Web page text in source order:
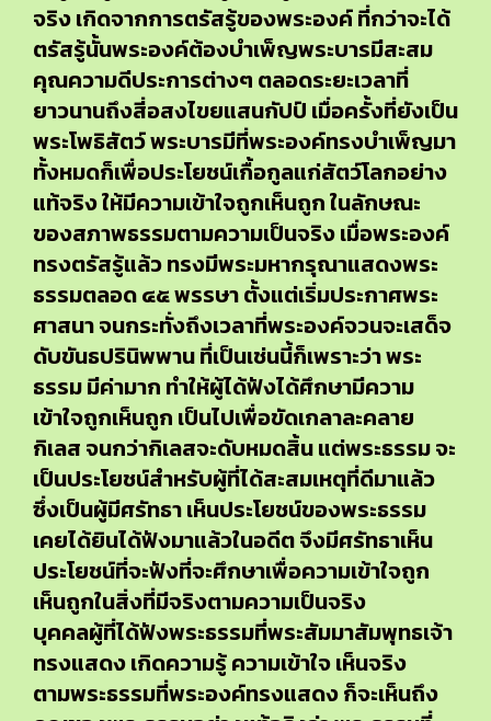
จริง เกิดจากการตรัสรู้ของพระองค์ ที่กว่าจะได้
ตรัสรู้นั้นพระองค์ต้องบำเพ็ญพระบารมีสะสม
คุณความดีประการต่างๆ ตลอดระยะเวลาที่
ยาวนานถึงสี่อสงไขยแสนกัปป์ เมื่อครั้งที่ยังเป็น
พระโพธิสัตว์ พระบารมีที่พระองค์ทรงบำเพ็ญมา
ทั้งหมดก็เพื่อประโยชน์เกื้อกูลแก่สัตว์โลกอย่าง
แท้จริง ให้มีความเข้าใจถูกเห็นถูก ในลักษณะ
ของสภาพธรรมตามความเป็นจริง เมื่อพระองค์
ทรงตรัสรู้แล้ว ทรงมีพระมหากรุณาแสดงพระ
ธรรมตลอด ๔๕ พรรษา ตั้งแต่เริ่มประกาศพระ
ศาสนา จนกระทั่งถึงเวลาที่พระองค์จวนจะเสด็จ
ดับขันธปรินิพพาน ที่เป็นเช่นนี้ก็เพราะว่า พระ
ธรรม มีค่ามาก ทำให้ผู้ได้ฟังได้ศึกษามีความ
เข้าใจถูกเห็นถูก เป็นไปเพื่อขัดเกลาละคลาย
กิเลส จนกว่ากิเลสจะดับหมดสิ้น แต่พระธรรม จะ
เป็นประโยชน์สำหรับผู้ที่ได้สะสมเหตุที่ดีมาแล้ว
ซึ่งเป็นผู้มีศรัทธา เห็นประโยชน์ของพระธรรม
เคยได้ยินได้ฟังมาแล้วในอดีต จึงมีศรัทธาเห็น
ประโยชน์ที่จะฟังที่จะศึกษาเพื่อความเข้าใจถูก
เห็นถูกในสิ่งที่มีจริงตามความเป็นจริง
บุคคลผู้ที่ได้ฟังพระธรรมที่พระสัมมาสัมพุทธเจ้า
ทรงแสดง เกิดความรู้ ความเข้าใจ เห็นจริง
ตามพระธรรมที่พระองค์ทรงแสดง ก็จะเห็นถึง